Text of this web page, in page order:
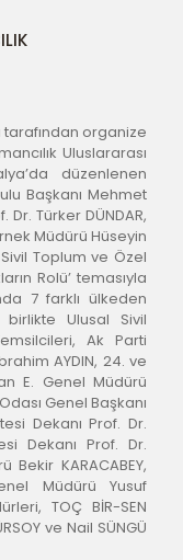
tarafından organize
Uluslararası
düzenlenen
Başkanı Mehmet
Dr. Türker DÜNDAR,
Müdürü Hüseyin
Sivil Toplum ve Özel
Rolü’ temasıyla
7 farklı ülkeden
birlikte Ulusal Sivil
Ak Parti
AYDIN, 24. ve
E. Genel Müdürü
Genel Başkanı
Dekanı Prof. Dr.
Dekanı Prof. Dr.
Bekir KARACABEY,
Müdürü Yusuf
TOÇ BİR-SEN
ve Nail SÜNGÜ